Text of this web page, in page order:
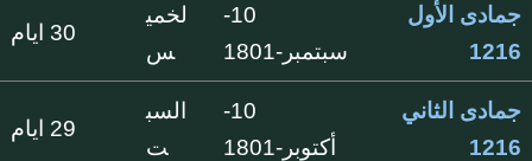
جمادى الأول
1216
10-
سبتمبر-1801
لخمي
س
30 ايام
جمادى الثاني
1216
10-
أكتوبر-1801
السب
ت
29 ايام